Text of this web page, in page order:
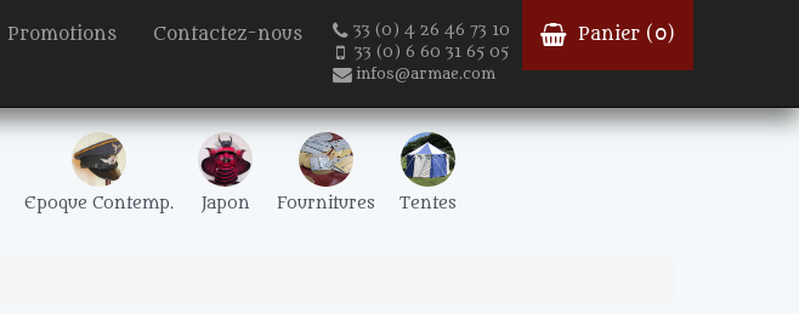
Promotions Contactez-nous
33 (0) 4 26 46 73 10
33 (0) 6 60 31 65 05
infos@armae.com
Panier ( 0)
Epoque Contemp. Japon Fournitures Tentes